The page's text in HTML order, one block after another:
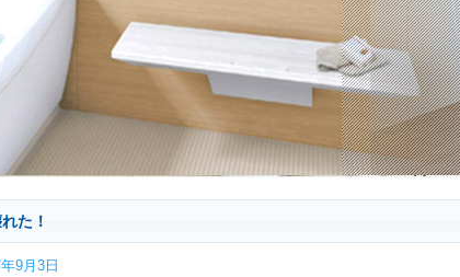
た！
9月3日